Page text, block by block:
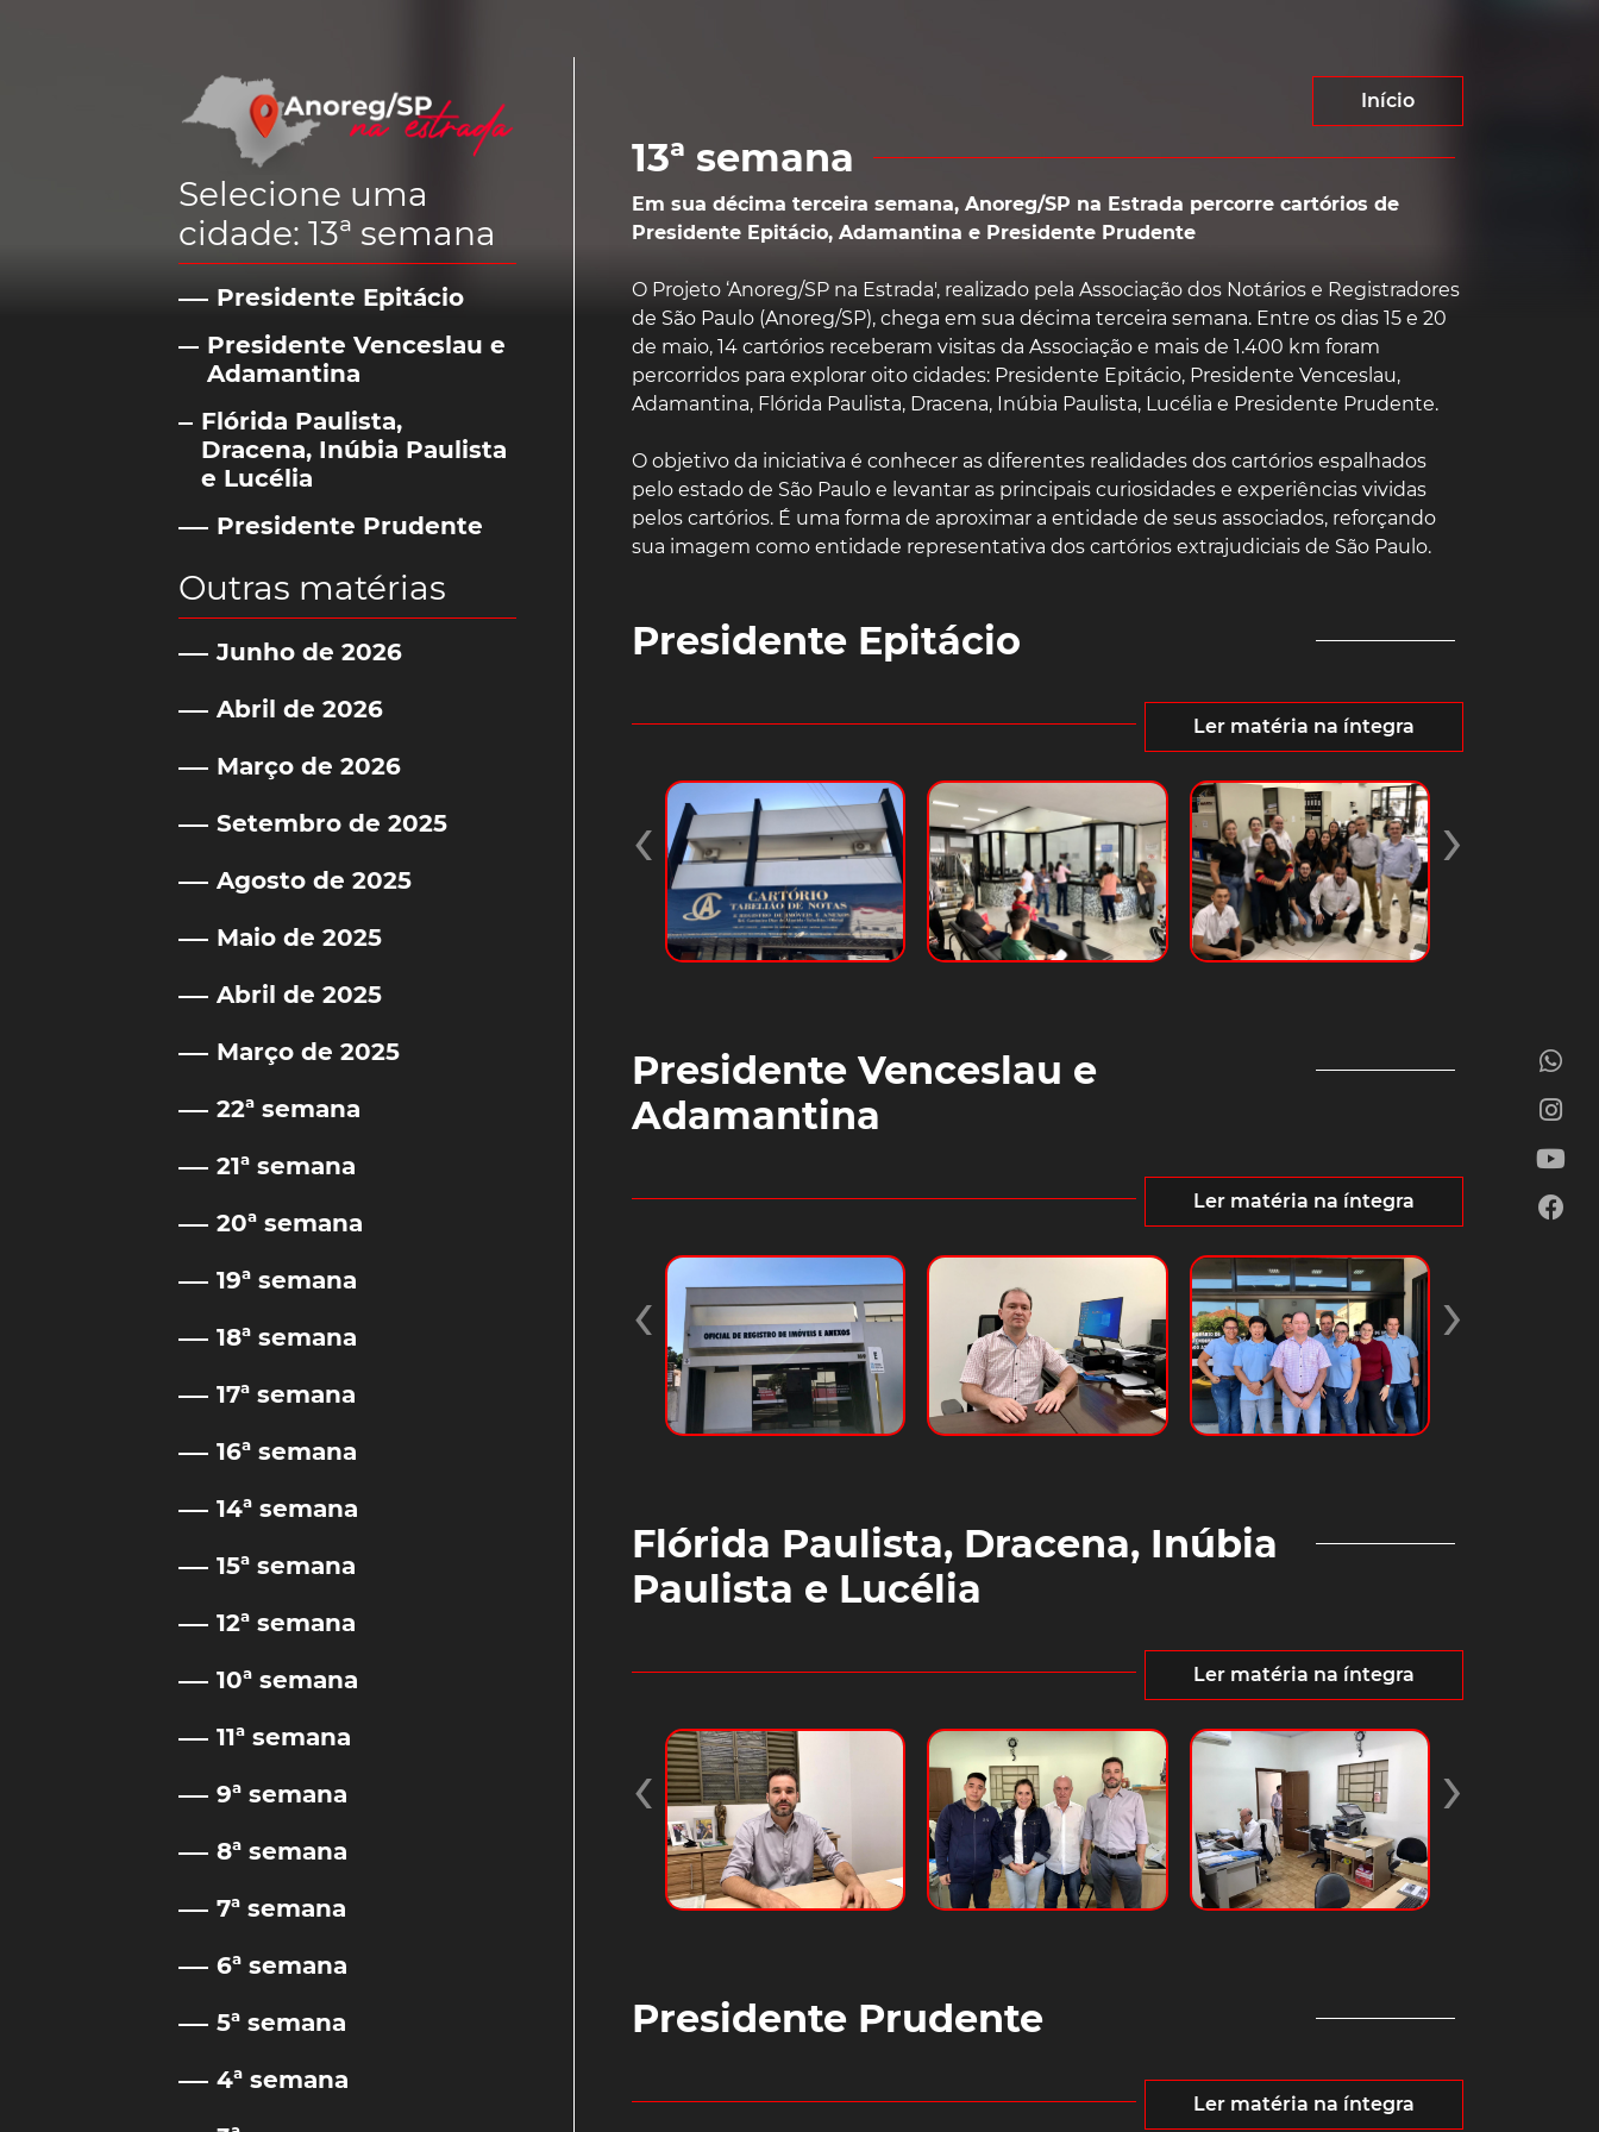
Selecione uma
cidade: 13ª semana
Presidente Epitácio
Presidente Venceslau e
Adamantina
Flórida Paulista,
Dracena, Inúbia Paulista
e Lucélia
Presidente Prudente
Outras matérias
Junho de 2026
Abril de 2026
Março de 2026
Setembro de 2025
Agosto de 2025
Maio de 2025
Abril de 2025
Março de 2025
22ª semana
21ª semana
20ª semana
19ª semana
18ª semana
17ª semana
16ª semana
14ª semana
15ª semana
12ª semana
10ª semana
11ª semana
9ª semana
8ª semana
7ª semana
6ª semana
5ª semana
4ª semana
Início
13ª semana
Em sua décima terceira semana, Anoreg/SP na Estrada percorre cartórios de
Presidente Epitácio, Adamantina e Presidente Prudente
O Projeto ‘Anoreg/SP na Estrada', realizado pela Associação dos Notários e Registradores
de São Paulo (Anoreg/SP), chega em sua décima terceira semana. Entre os dias 15 e 20
de maio, 14 cartórios receberam visitas da Associação e mais de 1.400 km foram
percorridos para explorar oito cidades: Presidente Epitácio, Presidente Venceslau,
Adamantina, Flórida Paulista, Dracena, Inúbia Paulista, Lucélia e Presidente Prudente.
O objetivo da iniciativa é conhecer as diferentes realidades dos cartórios espalhados
pelo estado de São Paulo e levantar as principais curiosidades e experiências vividas
pelos cartórios. É uma forma de aproximar a entidade de seus associados, reforçando
sua imagem como entidade representativa dos cartórios extrajudiciais de São Paulo.
Presidente Epitácio
Ler matéria na íntegra
‹ ›
Presidente Venceslau e
Adamantina
Ler matéria na íntegra
‹ ›
Flórida Paulista, Dracena, Inúbia
Paulista e Lucélia
Ler matéria na íntegra
‹ ›
Presidente Prudente
Ler matéria na íntegra